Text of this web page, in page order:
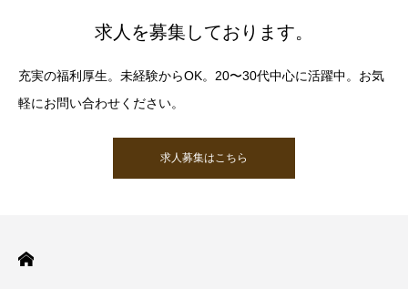
求人を募集しております。
充実の福利厚生。未経験からOK。20〜30代中心に活躍中。お気
軽にお問い合わせください。
求人募集はこちら